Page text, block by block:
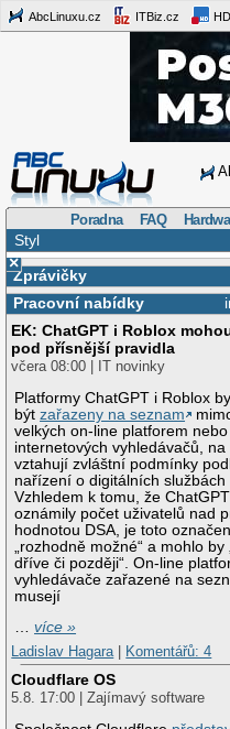
AbcLinuxu.cz ITBiz.cz
Poradna FAQ
Styl
×
Zprávičky
Pracovní nabídky
EK: ChatGPT i Roblox
pod přísnější pravidla
včera 08:00 | IT novinky
Platformy ChatGPT i Roblox
býtzařazeny na seznam
velkých on-line platforem nebo
internetových vyhledávačů, na
vztahují zvláštní podmínky
nařízení o digitálních službách
Vzhledem k tomu, že
oznámily počet uživatelů nad
hodnotou DSA, je toto
„rozhodně možné“ a mohlo by
dříve či později“. On-line
vyhledávače zařazené na
musejí
…více »
Ladislav Hagara
Komentářů: 4
Cloudflare OS
5.8. 17:00 | Zajímavý software